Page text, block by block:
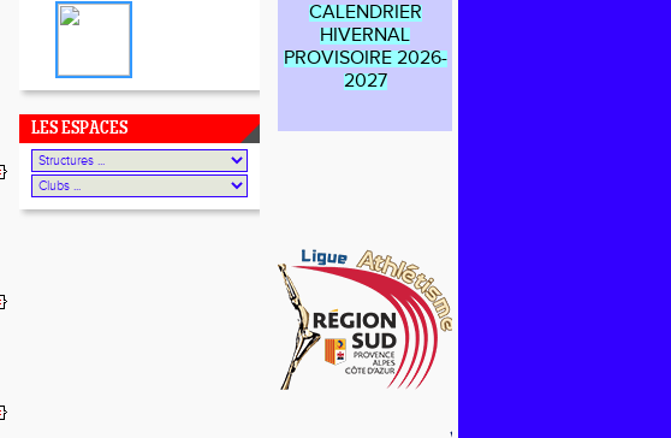
LES ESPACES
CALENDRIER
HIVERNAL
PROVISOIRE 2026-
2027